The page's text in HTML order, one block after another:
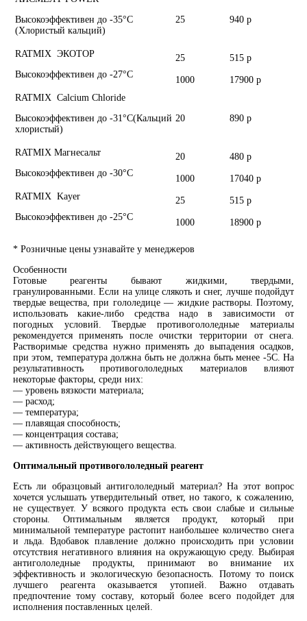
Высокоэффективен до -35°С
(Хлористый кальций)
25 940 р
RATMIX ЭКОТОР
Высокоэффективен до -27°С
25 515 р
1000
17900 р
RATMIX Calcium Chloride
Высокоэффективен до -31°С(Кальций
хлористый)
20 890 р
RATMIX Магнесальт
Высокоэффективен до -30°С
20 480 р
1000
17040 р
RATMIX Kayer
Высокоэффективен до -25°С
25 515 р
1000 18900 р
* Розничные цены узнавайте у менеджеров
Особенности
Готовые реагенты бывают жидкими, твердыми,
гранулированными. Если на улице слякоть и снег, лучше подойдут
твердые вещества, при гололедице — жидкие растворы. Поэтому,
использовать какие-либо средства надо в зависимости от
погодных условий. Твердые противогололедные материалы
рекомендуется применять после очистки территории от снега.
Растворимые средства нужно применять до выпадения осадков,
при этом, температура должна быть не должна быть менее -5С. На
результативность противогололедных материалов влияют
некоторые факторы, среди них:
— уровень вязкости материала;
— расход;
— температура;
— плавящая способность;
— концентрация состава;
— активность действующего вещества.
Оптимальный противогололедный реагент
Есть ли образцовый антигололедный материал? На этот вопрос
хочется услышать утвердительный ответ, но такого, к сожалению,
не существует. У всякого продукта есть свои слабые и сильные
стороны. Оптимальным является продукт, который при
минимальной температуре растопит наибольшее количество снега
и льда. Вдобавок плавление должно происходить при условии
отсутствия негативного влияния на окружающую среду. Выбирая
антигололедные продукты, принимают во внимание их
эффективность и экологическую безопасность. Потому то поиск
лучшего реагента оказывается утопией. Важно отдавать
предпочтение тому составу, который более всего подойдет для
исполнения поставленных целей.